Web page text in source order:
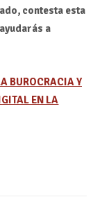
contesta esta
a
BUROCRACIA Y
EN LA